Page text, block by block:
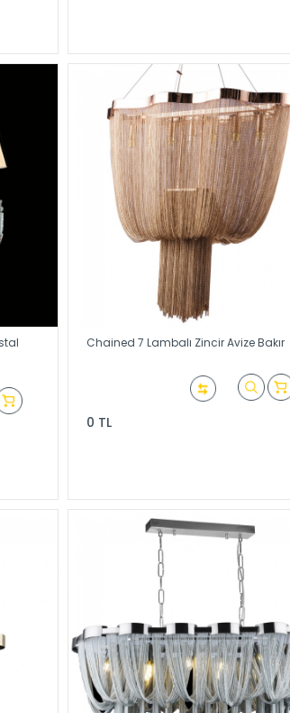
Chained 7 Lambalı Zincir Avize Bakır
0 TL